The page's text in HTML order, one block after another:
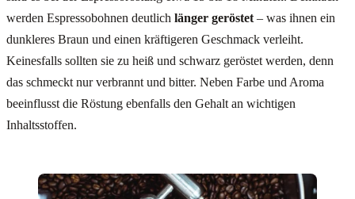
werden Espressobohnen deutlich länger geröstet – was ihnen ein
dunkleres Braun und einen kräftigeren Geschmack verleiht.
Keinesfalls sollten sie zu heiß und schwarz geröstet werden, denn
das schmeckt nur verbrannt und bitter. Neben Farbe und Aroma
beeinflusst die Röstung ebenfalls den Gehalt an wichtigen
Inhaltsstoffen.